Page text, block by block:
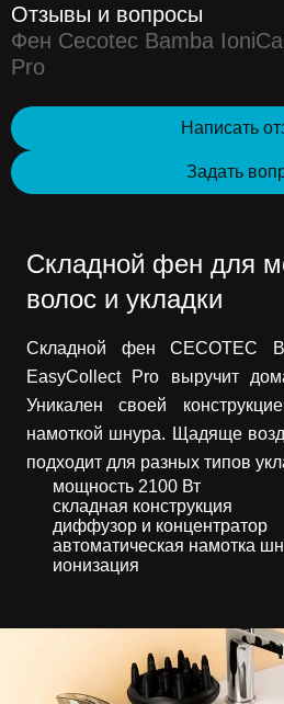
Отзывы и вопросы
Фен Cecotec Bamba
Pro
Написать
Задать
Складной фен для
волос и укладки
Складной фен CECOTEC
EasyCollect Pro выручит
Уникален своей
намоткой шнура. Щадяще
подходит для разных типов
мощность 2100 Вт
складная конструкция
диффузор и концентратор
автоматическая намотка
ионизация